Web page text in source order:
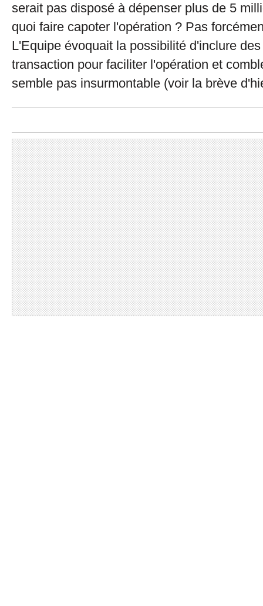
serait pas disposé à dépenser plus de 5
quoi faire capoter l'opération ? Pas
L'Equipe évoquait la possibilité d'inclure
transaction pour faciliter l'opération et
semble pas insurmontable (voir la brève